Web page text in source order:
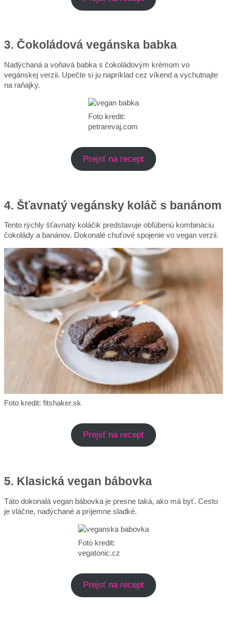
3. Čokoládová vegánska babka
Nadýchaná a voňavá babka s čokoládovým krémom vo
vegánskej verzii. Upečte si ju napríklad cez víkend a vychutnajte
na raňajky.
Foto kredit:
petrarevaj.com
Prejsť na recept
4. Šťavnatý vegánsky koláč s banánom
Tento rýchly šťavnatý koláčik predstavuje obľúbenú kombináciu
čokolády a banánov. Dokonalé chuťové spojenie vo vegan verzii.
Foto kredit: fitshaker.sk
Prejsť na recept
5. Klasická vegan bábovka
Táto dokonalá vegan bábovka je presne taká, ako má byť. Cesto
je vláčne, nadýchané a príjemne sladké.
Foto kredit:
vegatonic.cz
Prejsť na recept